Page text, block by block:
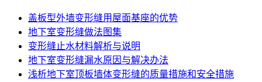
盖板型外墙变形缝用屋面基座的优势
地下室变形缝做法图集
变形缝止水材料解析与说明
地下室变形缝漏水原因与解决办法
浅析地下室顶板墙体变形缝的质量措施和安全措施